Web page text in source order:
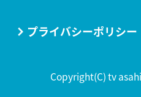
プライバシーポリシー
Copyright(C) tv